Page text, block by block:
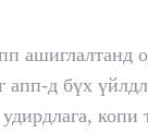
ашиглалтанд
апп-д бүх
копи